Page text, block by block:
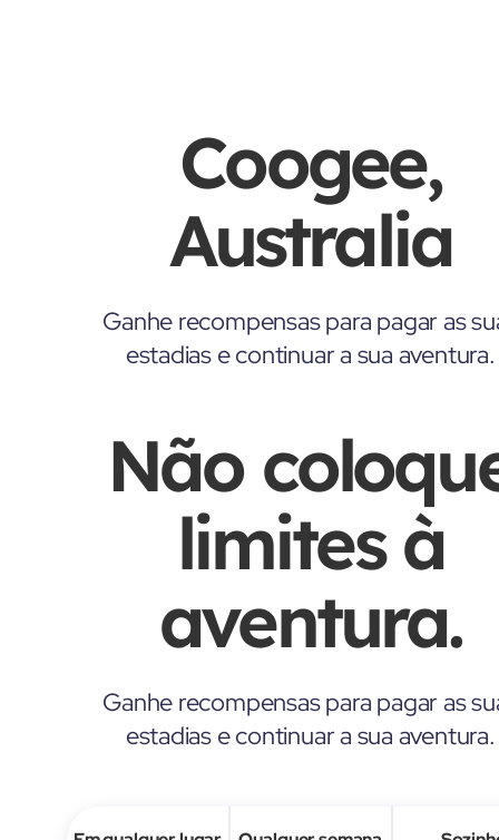
Coogee,
Australia
Ganhe recompensas para pagar as
estadias e continuar a sua aventura.
Não
limites à
aventura.
Ganhe recompensas para pagar as
estadias e continuar a sua aventura.